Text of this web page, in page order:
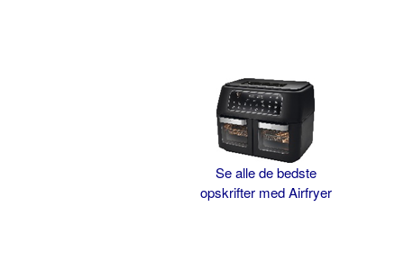
Se alle de bedste
opskrifter med Airfryer